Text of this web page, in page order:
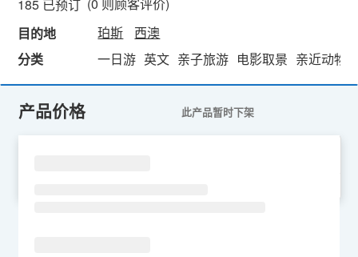
185 已预订
目的地
珀斯
西澳
分类
一日游 英文 亲子旅游 电影取景 亲近动物
产品价格 此产品暂时下架